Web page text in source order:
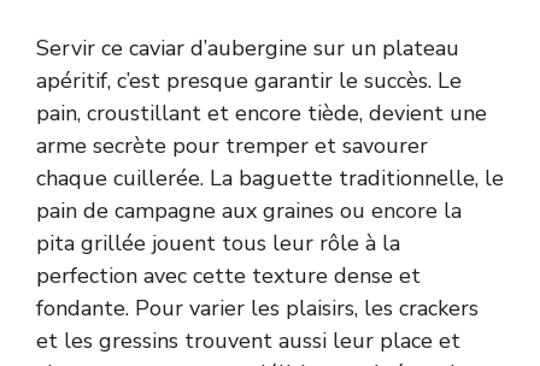
Servir ce caviar d’aubergine sur un plateau
apéritif, c’est presque garantir le succès. Le
pain, croustillant et encore tiède, devient une
arme secrète pour tremper et savourer
chaque cuillerée. La baguette traditionnelle, le
pain de campagne aux graines ou encore la
pita grillée jouent tous leur rôle à la
perfection avec cette texture dense et
fondante. Pour varier les plaisirs, les crackers
et les gressins trouvent aussi leur place et